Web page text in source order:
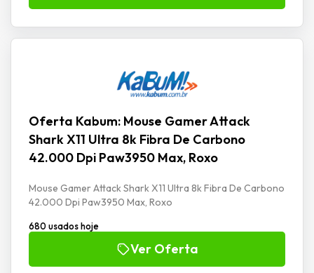
Oferta Kabum: Mouse Gamer Attack
Shark X11 Ultra 8k Fibra De Carbono
42.000 Dpi Paw3950 Max, Roxo
Mouse Gamer Attack Shark X11 Ultra 8k Fibra De Carbono
42.000 Dpi Paw3950 Max, Roxo
680 usados hoje
Ver Oferta